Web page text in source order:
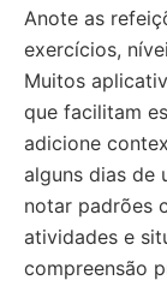
Anote as
exercícios,
Muitos
que facilitam
adicione
alguns dias de
notar padrões
atividades e
compreensão